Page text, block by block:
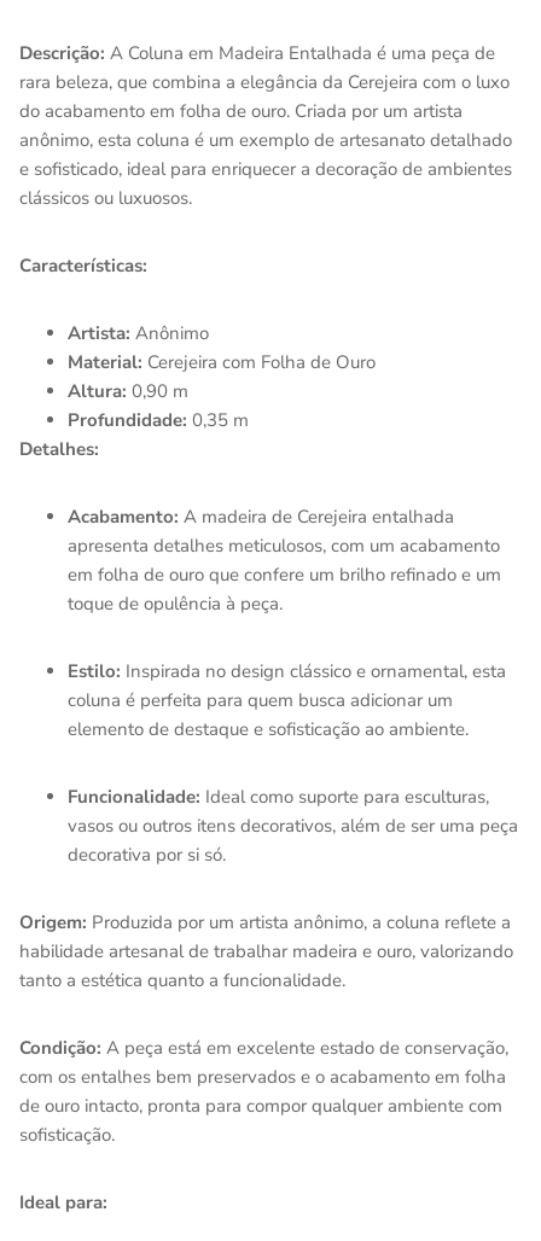
Descrição: A Coluna em Madeira Entalhada é uma peça de
rara beleza, que combina a elegância da Cerejeira com o luxo
do acabamento em folha de ouro. Criada por um artista
anônimo, esta coluna é um exemplo de artesanato detalhado
e sofisticado, ideal para enriquecer a decoração de ambientes
clássicos ou luxuosos.
Características:
Artista: Anônimo
Material: Cerejeira com Folha de Ouro
Altura: 0,90 m
Profundidade: 0,35 m
Detalhes:
Acabamento: A madeira de Cerejeira entalhada
apresenta detalhes meticulosos, com um acabamento
em folha de ouro que confere um brilho refinado e um
toque de opulência à peça.
Estilo: Inspirada no design clássico e ornamental, esta
coluna é perfeita para quem busca adicionar um
elemento de destaque e sofisticação ao ambiente.
Funcionalidade: Ideal como suporte para esculturas,
vasos ou outros itens decorativos, além de ser uma peça
decorativa por si só.
Origem: Produzida por um artista anônimo, a coluna reflete a
habilidade artesanal de trabalhar madeira e ouro, valorizando
tanto a estética quanto a funcionalidade.
Condição: A peça está em excelente estado de conservação,
com os entalhes bem preservados e o acabamento em folha
de ouro intacto, pronta para compor qualquer ambiente com
sofisticação.
Ideal para: